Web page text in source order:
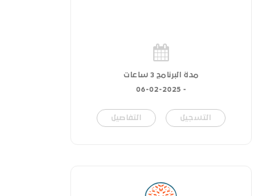
مدة البرنامج 3 ساعات
-
06-02-2025
التسجيل التفاصيل